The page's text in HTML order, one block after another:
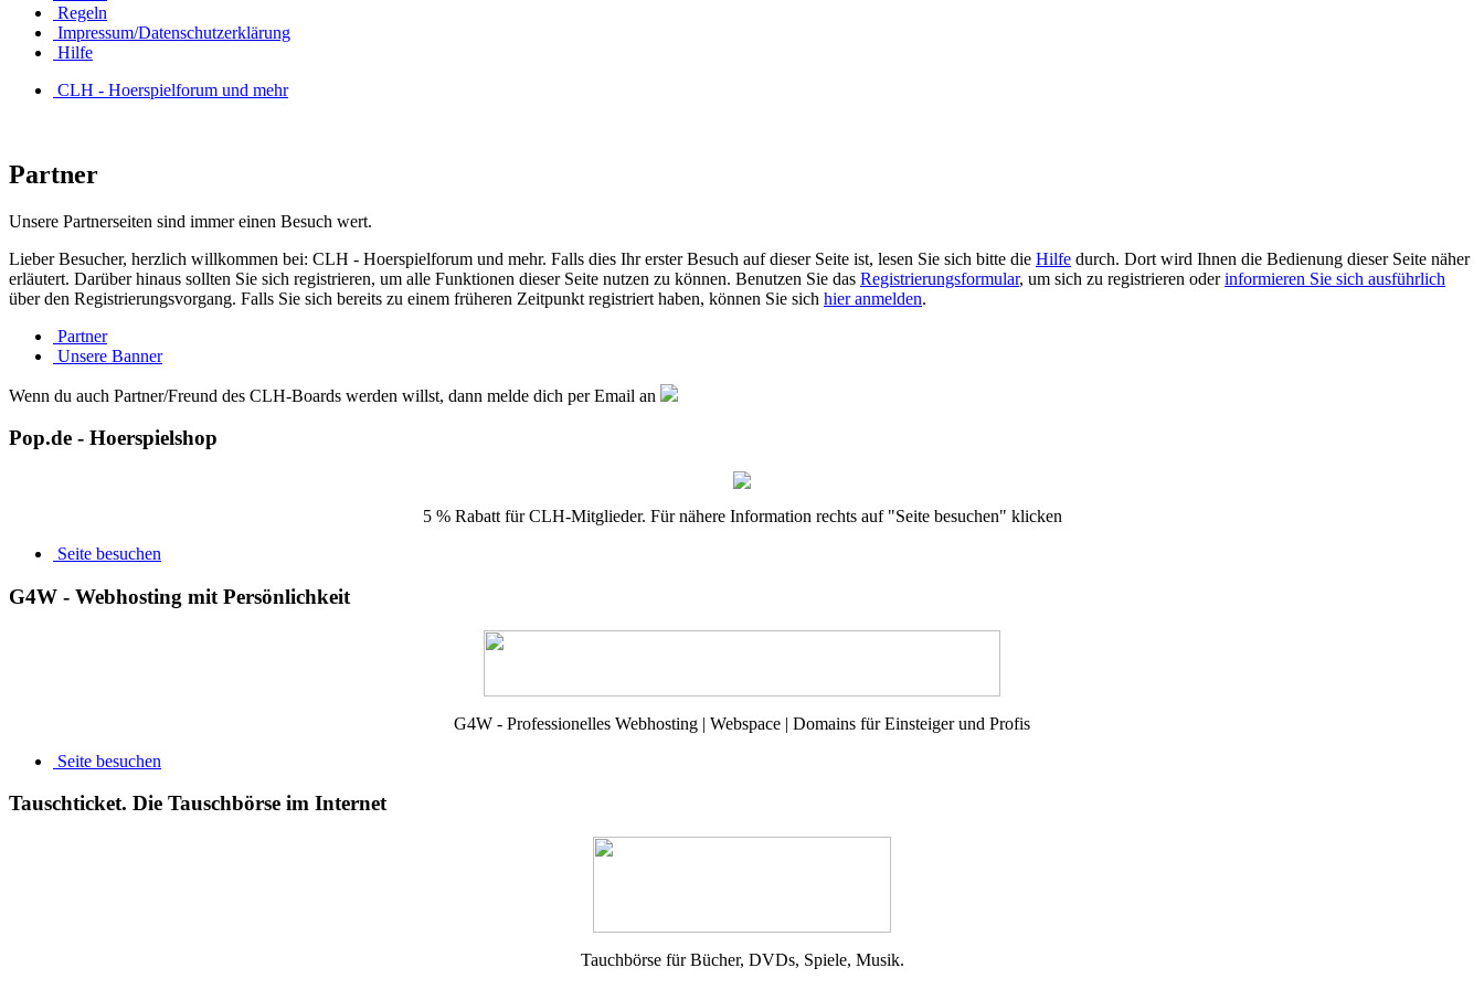
Regeln
Impressum/Datenschutzerklärung
Hilfe
CLH - Hoerspielforum und mehr
Partner
Unsere Partnerseiten sind immer einen Besuch wert.
Lieber Besucher, herzlich willkommen bei: CLH - Hoerspielforum und mehr. Falls dies Ihr erster Besuch auf dieser Seite ist, lesen Sie sich bitte die Hilfe durch. Dort wird Ihnen die Bedienung dieser Seite näher
erläutert. Darüber hinaus sollten Sie sich registrieren, um alle Funktionen dieser Seite nutzen zu können. Benutzen Sie das Registrierungsformular, um sich zu registrieren oderinformieren Sie sich ausführlich
über den Registrierungsvorgang. Falls Sie sich bereits zu einem früheren Zeitpunkt registriert haben, können Sie sich hier anmelden.
Partner
Unsere Banner
Wenn du auch Partner/Freund des CLH-Boards werden willst, dann melde dich per Email an
Pop.de - Hoerspielshop
5 % Rabatt für CLH-Mitglieder. Für nähere Information rechts auf "Seite besuchen" klicken
Seite besuchen
G4W - Webhosting mit Persönlichkeit
G4W - Professionelles Webhosting | Webspace | Domains für Einsteiger und Profis
Seite besuchen
Tauschticket. Die Tauschbörse im Internet
Tauchbörse für Bücher, DVDs, Spiele, Musik.